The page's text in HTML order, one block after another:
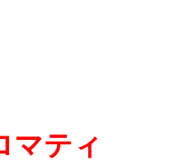
マティ